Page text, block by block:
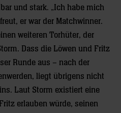
und stark. „Ich habe mich
er war der Matchwinner.
weiteren Torhüter, der
Dass die Löwen und Fritz
Runde aus – nach der
liegt übrigens nicht
Laut Storm existiert eine
erlauben würde, seinen